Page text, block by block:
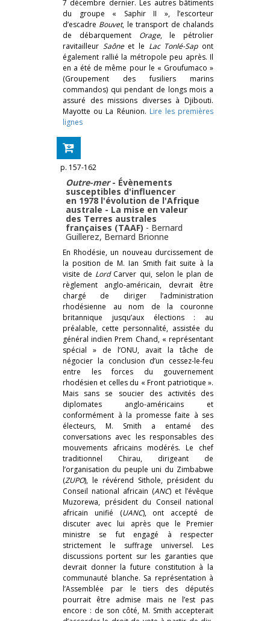
7 décembre dernier. Les autres bâtiments
du groupe « Saphir II », l’escorteur
d’escadre Bouvet, le transport de chalands
de débarquement Orage, le pétrolier
ravitailleur Saône et le Lac Tonlé-Sap ont
également rallié la métropole peu après. Il
en a été de même pour le « Groufumaco »
(Groupement des fusiliers marins
commandos) qui pendant de longs mois a
assuré des missions diverses à Djibouti.
Mayotte ou La Réunion. Lire les premières
lignes
p. 157-162
Outre-mer- Évènements
susceptibles d'influencer
en 1978 l'évolution de l'Afrique
australe - La mise en valeur
des Terres australes
françaises (TAAF) - Bernard
Guillerez, Bernard Brionne
En Rhodésie, un nouveau durcissement de
la position de M. Ian Smith fait suite à la
visite de Lord Carver qui, selon le plan de
règlement anglo-américain, devrait être
chargé de diriger l’administration
rhodésienne au nom de la couronne
britannique jusqu’aux élections : au
préalable, cette personnalité, assistée du
général indien Prem Chand, « représentant
spécial » de l’ONU, avait la tâche de
négocier la conclusion d’un cessez-le-feu
entre les forces du gouvernement
rhodésien et celles du « Front patriotique ».
Mais sans se soucier des activités des
diplomates anglo-américains et
conformément à la promesse faite à ses
électeurs, M. Smith a entamé des
conversations avec les responsables des
mouvements africains modérés. Le chef
traditionnel Chirau, dirigeant de
l’organisation du peuple uni du Zimbabwe
(ZUPO), le révérend Sithole, président du
Conseil national africain (ANC) et l’évêque
Muzorewa, président du Conseil national
africain unifié (UANC), ont accepté de
discuter avec lui après que le Premier
ministre se fut engagé à respecter
strictement le suffrage universel. Les
discussions portent sur les garanties que
devrait donner la future constitution à la
communauté blanche. Sa représentation à
l’Assemblée par le tiers des députés
pourrait être admise mais ne l’est pas
encore : de son côté, M. Smith accepterait